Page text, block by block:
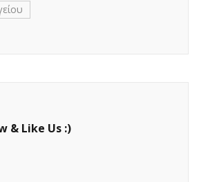
& Like Us :)